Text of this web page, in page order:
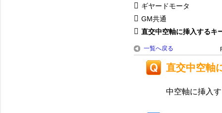
ギヤードモータ
GM共通
直交中空軸に挿入するキ
一覧へ戻る
直交中空軸
中空軸に挿入